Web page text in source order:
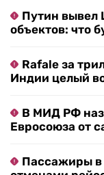
Путин вывел
объектов: что
Rafale за
Индии целый
В МИД РФ
Евросоюза от
Пассажиры в